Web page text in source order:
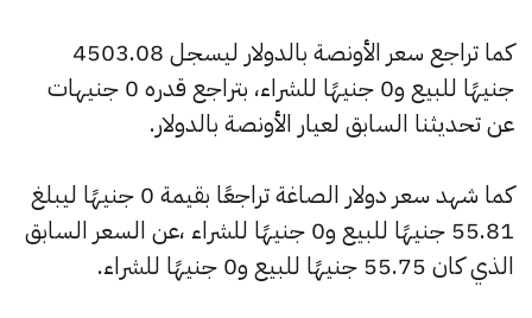
كما تراجع سعر الأونصة بالدولار ليسجل 4503.08
جنيهًا للبيع و0 جنيهًا للشراء، بتراجع قدره 0 جنيهات
عن تحديثنا السابق لعيار الأونصة بالدولار.
كما شهد سعر دولار الصاغة تراجعًا بقيمة 0 جنيهًا ليبلغ
55.81 جنيهًا للبيع و0 جنيهًا للشراء ،عن السعر السابق
الذي كان 55.75 جنيهًا للبيع و0 جنيهًا للشراء.